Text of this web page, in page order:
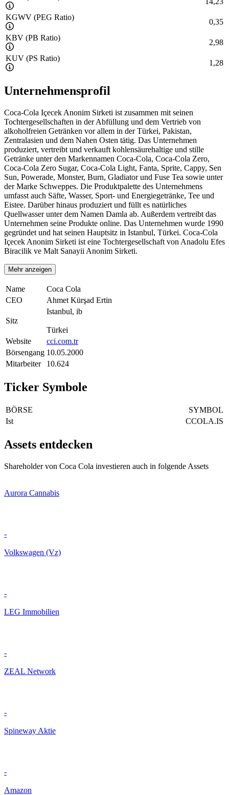
KGWV (PEG Ratio)
0,35
KBV (PB Ratio)
2,98
KUV (PS Ratio)
1,28
Unternehmensprofil
Coca-Cola Içecek Anonim Sirketi ist zusammen mit seinen
Tochtergesellschaften in der Abfüllung und dem Vertrieb von
alkoholfreien Getränken vor allem in der Türkei, Pakistan,
Zentralasien und dem Nahen Osten tätig. Das Unternehmen
produziert, vertreibt und verkauft kohlensäurehaltige und stille
Getränke unter den Markennamen Coca-Cola, Coca-Cola Zero,
Coca-Cola Zero Sugar, Coca-Cola Light, Fanta, Sprite, Cappy, Sen
Sun, Powerade, Monster, Burn, Gladiator und Fuse Tea sowie unter
der Marke Schweppes. Die Produktpalette des Unternehmens
umfasst auch Säfte, Wasser, Sport- und Energiegetränke, Tee und
Eistee. Darüber hinaus produziert und füllt es natürliches
Quellwasser unter dem Namen Damla ab. Außerdem vertreibt das
Unternehmen seine Produkte online. Das Unternehmen wurde 1990
gegründet und hat seinen Hauptsitz in Istanbul, Türkei. Coca-Cola
Içecek Anonim Sirketi ist eine Tochtergesellschaft von Anadolu Efes
Biracilik ve Malt Sanayii Anonim Sirketi.
Mehr anzeigen
Name
Coca Cola
CEO
Ahmet Kürşad Ertin
Sitz
Istanbul, ib
Türkei
Website
cci.com.tr
Börsengang 10.05.2000
Mitarbeiter
10.624
Ticker Symbole
BÖRSE
SYMBOL
Ist
CCOLA.IS
Assets entdecken
Shareholder von Coca Cola investieren auch in folgende Assets
Aurora Cannabis
-
Volkswagen (Vz)
-
LEG Immobilien
-
ZEAL Network
-
Spineway Aktie
-
Amazon